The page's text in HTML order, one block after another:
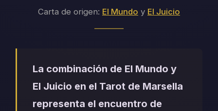
Carta de origen: El Mundo y El Juicio
La combinación de El Mundo y
El Juicio en el Tarot de Marsella
representa el encuentro de